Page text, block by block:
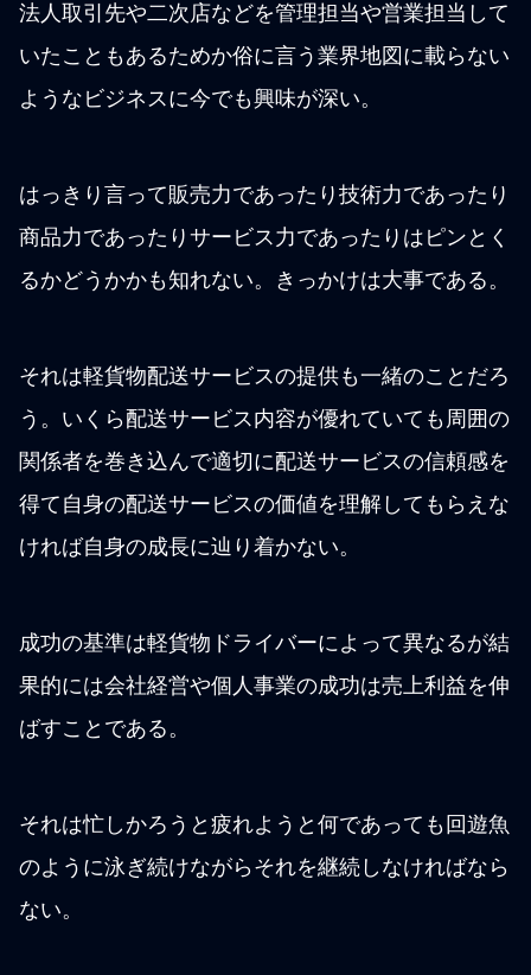
法人取引先や二次店などを管理担当や営業担当して
いたこともあるためか俗に言う業界地図に載らない
ようなビジネスに今でも興味が深い。
はっきり言って販売力であったり技術力であったり
商品力であったりサービス力であったりはピンとく
るかどうかかも知れない。きっかけは大事である。
それは軽貨物配送サービスの提供も一緒のことだろ
う。いくら配送サービス内容が優れていても周囲の
関係者を巻き込んで適切に配送サービスの信頼感を
得て自身の配送サービスの価値を理解してもらえな
ければ自身の成長に辿り着かない。
成功の基準は軽貨物ドライバーによって異なるが結
果的には会社経営や個人事業の成功は売上利益を伸
ばすことである。
それは忙しかろうと疲れようと何であっても回遊魚
のように泳ぎ続けながらそれを継続しなければなら
ない。